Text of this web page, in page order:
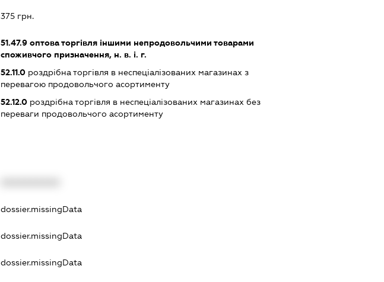
375 грн.
51.47.9 оптова торгівля іншими непродовольчими товарами
споживчого призначення, н. в. і. г.
52.11.0 роздрібна торгівля в неспеціалізованих магазинах з
перевагою продовольчого асортименту
52.12.0 роздрібна торгівля в неспеціалізованих магазинах без
переваги продовольчого асортименту
dossier.missingData
dossier.missingData
dossier.missingData